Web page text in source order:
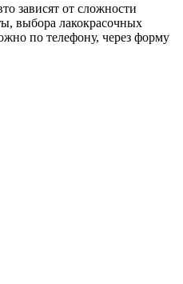
зависят от сложности
выбора лакокрасочных
по телефону, через форму